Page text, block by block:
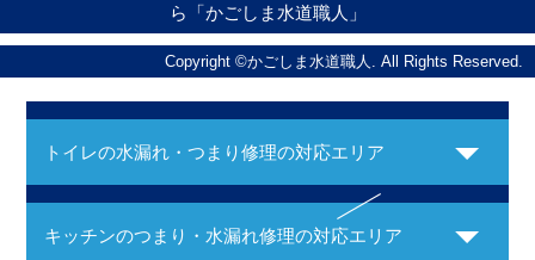
ら「かごしま水道職人」
Copyright ©かごしま水道職人. All Rights Reserved.
トイレの水漏れ・つまり修理の対応エリア
キッチンのつまり・水漏れ修理の対応エリア